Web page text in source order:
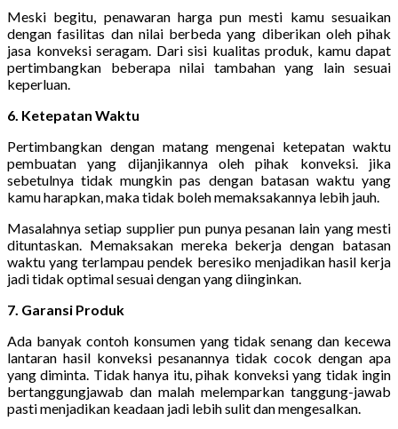
Meski begitu, penawaran harga pun mesti kamu sesuaikan
dengan fasilitas dan nilai berbeda yang diberikan oleh pihak
jasa konveksi seragam. Dari sisi kualitas produk, kamu dapat
pertimbangkan beberapa nilai tambahan yang lain sesuai
keperluan.
6. Ketepatan Waktu
Pertimbangkan dengan matang mengenai ketepatan waktu
pembuatan yang dijanjikannya oleh pihak konveksi. jika
sebetulnya tidak mungkin pas dengan batasan waktu yang
kamu harapkan, maka tidak boleh memaksakannya lebih jauh.
Masalahnya setiap supplier pun punya pesanan lain yang mesti
dituntaskan. Memaksakan mereka bekerja dengan batasan
waktu yang terlampau pendek beresiko menjadikan hasil kerja
jadi tidak optimal sesuai dengan yang diinginkan.
7. Garansi Produk
Ada banyak contoh konsumen yang tidak senang dan kecewa
lantaran hasil konveksi pesanannya tidak cocok dengan apa
yang diminta. Tidak hanya itu, pihak konveksi yang tidak ingin
bertanggungjawab dan malah melemparkan tanggung-jawab
pasti menjadikan keadaan jadi lebih sulit dan mengesalkan.